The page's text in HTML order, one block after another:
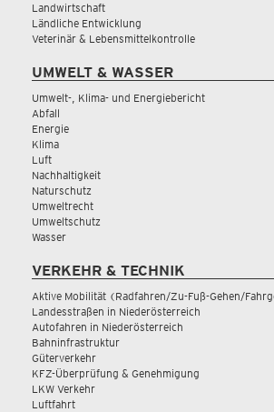
Landwirtschaft
Ländliche Entwicklung
Veterinär & Lebensmittelkontrolle
UMWELT & WASSER
Umwelt-, Klima- und Energiebericht
Abfall
Energie
Klima
Luft
Nachhaltigkeit
Naturschutz
Umweltrecht
Umweltschutz
Wasser
VERKEHR & TECHNIK
Aktive Mobilität (Radfahren/Zu-Fuß-Gehen/
Landesstraßen in Niederösterreich
Autofahren in Niederösterreich
Bahninfrastruktur
Güterverkehr
KFZ-Überprüfung & Genehmigung
LKW Verkehr
Luftfahrt